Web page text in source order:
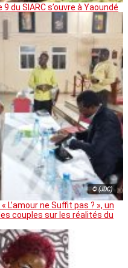
du SIARC s’ouvre à Yaoundé
© (JDC)
L’amour ne Suffit pas ? », un
couples sur les réalités du